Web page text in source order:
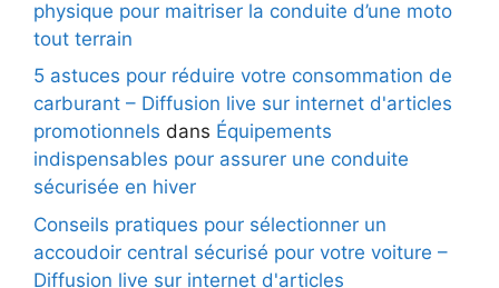
physique pour maitriser la conduite d’une moto
tout terrain
5 astuces pour réduire votre consommation de
carburant – Diffusion live sur internet d'articles
promotionnels dans Équipements
indispensables pour assurer une conduite
sécurisée en hiver
Conseils pratiques pour sélectionner un
accoudoir central sécurisé pour votre voiture –
Diffusion live sur internet d'articles